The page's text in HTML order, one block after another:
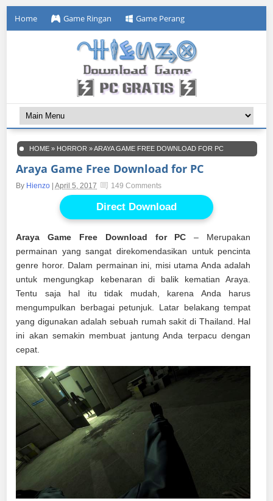
Home Game Ringan Game Perang
HOME » HORROR »ARAYA GAME FREE DOWNLOAD FOR PC
Araya Game Free Download for PC
By Hienzo |April 5, 2017 149 Comments
Direct Download
Araya Game Free Download for PC – Merupakan
permainan yang sangat direkomendasikan untuk pencinta
genre horor. Dalam permainan ini, misi utama Anda adalah
untuk mengungkap kebenaran di balik kematian Araya.
Tentu saja hal itu tidak mudah, karena Anda harus
mengumpulkan berbagai petunjuk. Latar belakang tempat
yang digunakan adalah sebuah rumah sakit di Thailand. Hal
ini akan semakin membuat jantung Anda terpacu dengan
cepat.